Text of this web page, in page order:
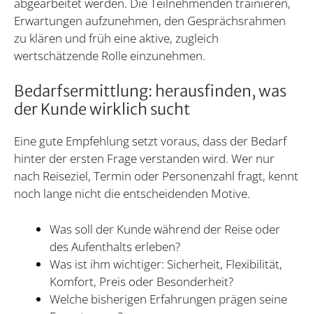
Erwartungen aufzunehmen, den Gesprächsrahmen
zu klären und früh eine aktive, zugleich
wertschätzende Rolle einzunehmen.
Bedarfsermittlung: herausfinden, was
der Kunde wirklich sucht
Eine gute Empfehlung setzt voraus, dass der Bedarf
hinter der ersten Frage verstanden wird. Wer nur
nach Reiseziel, Termin oder Personenzahl fragt, kennt
noch lange nicht die entscheidenden Motive.
Was soll der Kunde während der Reise oder
des Aufenthalts erleben?
Was ist ihm wichtiger: Sicherheit, Flexibilität,
Komfort, Preis oder Besonderheit?
Welche bisherigen Erfahrungen prägen seine